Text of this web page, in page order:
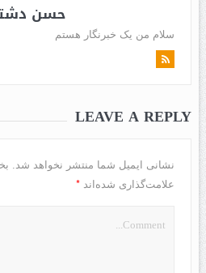
حسن
سلام من یک خبرنگار هستم
LEAVE A REPLY
نشانی ایمیل شما منتشر نخواهد شد.
علامت‌گذاری شده‌اند *